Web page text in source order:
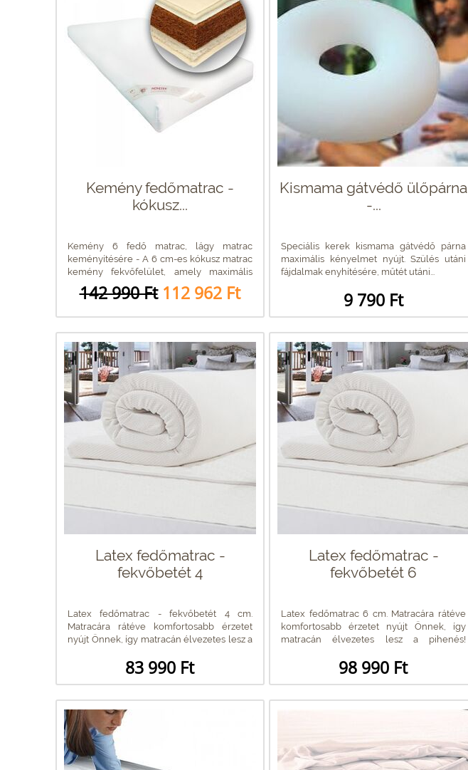
Kemény fedőmatrac -
kókusz...
Kemény 6 fedő matrac, lágy matrac
keményítésére - A 6 cm-es kókusz matrac
kemény fekvőfelület, amely maximális
tartást...
142 990 Ft 112 962 Ft
Kismama gátvédő ülőpárna
-...
Speciális kerek kismama gátvédő párna
maximális kényelmet nyújt. Szülés utáni
fájdalmak enyhítésére, műtét utáni...
9 790 Ft
Latex fedőmatrac -
fekvőbetét 4
Latex fedőmatrac - fekvőbetét 4 cm.
Matracára rátéve komfortosabb érzetet
nyújt Önnek, így matracán élvezetes lesz a
83 990 Ft
Latex fedőmatrac -
fekvőbetét 6
Latex fedőmatrac 6 cm. Matracára rátéve
komfortosabb érzetet nyújt Önnek, így
matracán élvezetes lesz a pihenés!
98 990 Ft